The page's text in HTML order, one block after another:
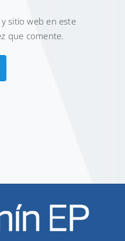
sitio web en este
que comente.